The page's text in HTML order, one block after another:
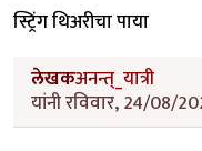
स्ट्रिंग थिअरीचा पाया
लेखकअनन्त्_यात्री
यांनी रविवार, 24/08/